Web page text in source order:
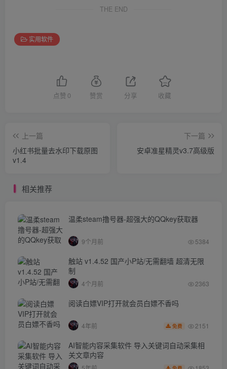
THE END
实用软件
点赞 0 赞赏 分享 收藏
上一篇
小红书批量去水印下载原图
v1.4
下一篇
安卓准星精灵v3.7高级版
相关推荐
温柔steam撸号器-超强大的QQkey获取器
9个月前 5384
触站 v1.4.52 国产小P站/无需翻墙 超清无限
制
4个月前 2363
阅读白嫖VIP打开就会员白嫖不香吗
4年前 免费 2151
AI智能内容采集软件 导入关键词自动采集相
关文章内容